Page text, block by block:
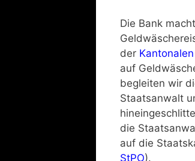
Die Bank
der
auf
begleiten wir
Staatsanwalt
die
auf die
StPO).